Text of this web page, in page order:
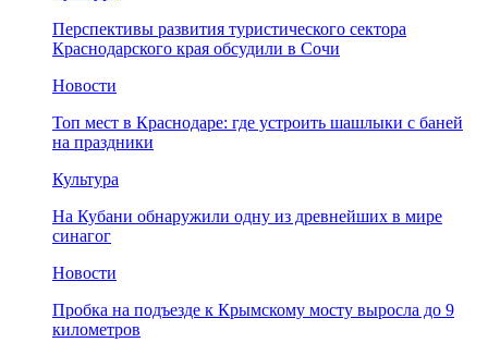
Перспективы развития туристического сектора
Краснодарского края обсудили в Сочи
Новости
Топ мест в Краснодаре: где устроить шашлыки с баней
на праздники
Культура
На Кубани обнаружили одну из древнейших в мире
синагог
Новости
Пробка на подъезде к Крымскому мосту выросла до 9
километров